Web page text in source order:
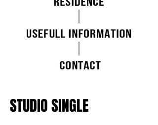
STUDIO SINGLE